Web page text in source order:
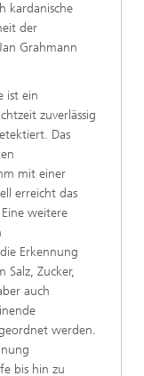
kardanische
der
Grahmann
ist ein
zuverlässig
Das
mit einer
erreicht das
weitere
Erkennung
Salz, Zucker,
auch
werden.
bis hin zu